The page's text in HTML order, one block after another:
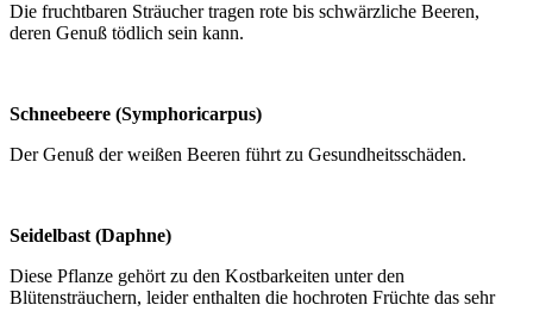
Die fruchtbaren Sträucher tragen rote bis schwärzliche Beeren,
deren Genuß tödlich sein kann.
Schneebeere (Symphoricarpus)
Der Genuß der weißen Beeren führt zu Gesundheitsschäden.
Seidelbast (Daphne)
Diese Pflanze gehört zu den Kostbarkeiten unter den
Blütensträuchern, leider enthalten die hochroten Früchte das sehr